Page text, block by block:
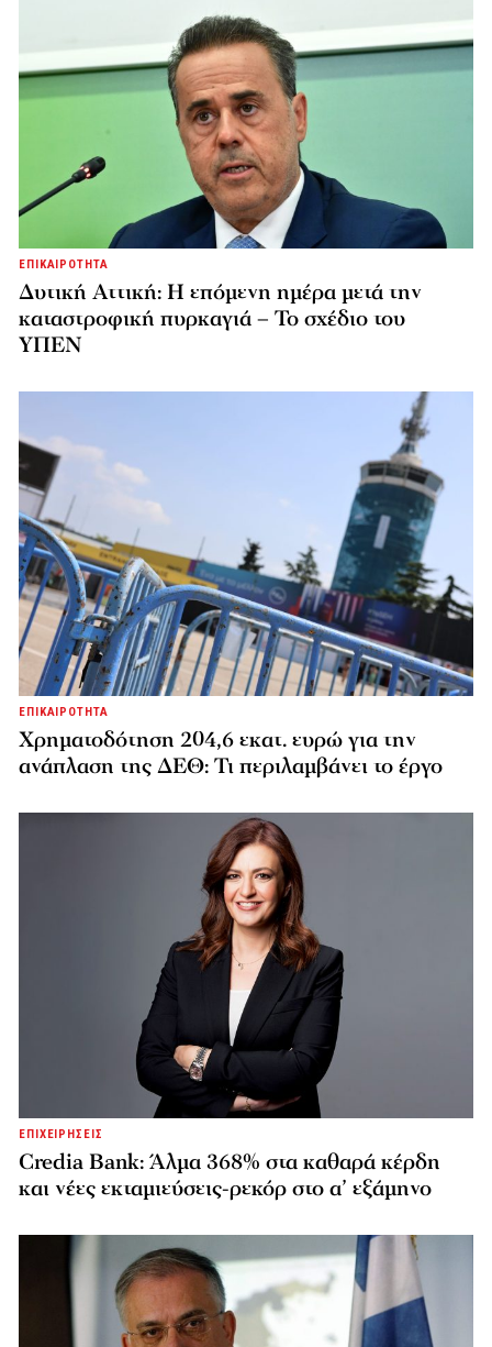
ΕΠΙΚΑΙΡΟΤΗΤΑ
Δυτική Αττική: Η επόμενη ημέρα μετά την
καταστροφική πυρκαγιά – Το σχέδιο του
ΥΠΕΝ
ΕΠΙΚΑΙΡΟΤΗΤΑ
Χρηματοδότηση 204,6 εκατ. ευρώ για την
ανάπλαση της ΔΕΘ: Τι περιλαμβάνει το έργο
ΕΠΙΧΕΙΡΗΣΕΙΣ
Credia Bank: Άλμα 368% στα καθαρά κέρδη
και νέες εκταμιεύσεις-ρεκόρ στο α’ εξάμηνο